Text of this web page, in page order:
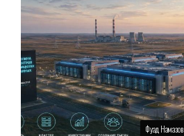
Фуад Намазов